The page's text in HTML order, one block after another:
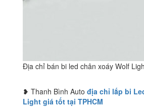
Địa chỉ bán bi led chân xoáy Wolf
❥ Thanh Bình Auto địa chỉ lắp bi
Light giá tốt tại TPHCM